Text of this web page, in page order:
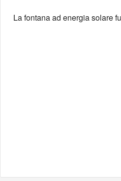
La fontana ad energia solare